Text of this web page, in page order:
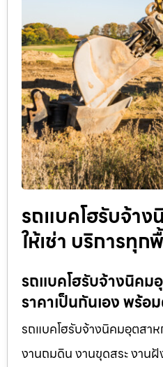
รถแบคโฮรับจ้าง
ให้เช่า บริการทุ
รถแบคโฮรับจ้างนิคม
ราคาเป็นกันเอง พร้
รถแบคโฮรับจ้างนิคมอุตสาห
งานถมดิน งานขุดสระ งาน